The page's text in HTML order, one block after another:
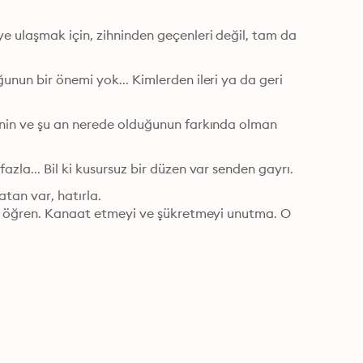
ulaşmak için, zihninden geçenleri değil, tam da
bir önemi yok... Kimlerden ileri ya da geri
ve şu an nerede olduğunun farkında olman
Bil ki kusursuz bir düzen var senden gayrı.
var, hatırla.
Kanaat etmeyi ve şükretmeyi unutma. O